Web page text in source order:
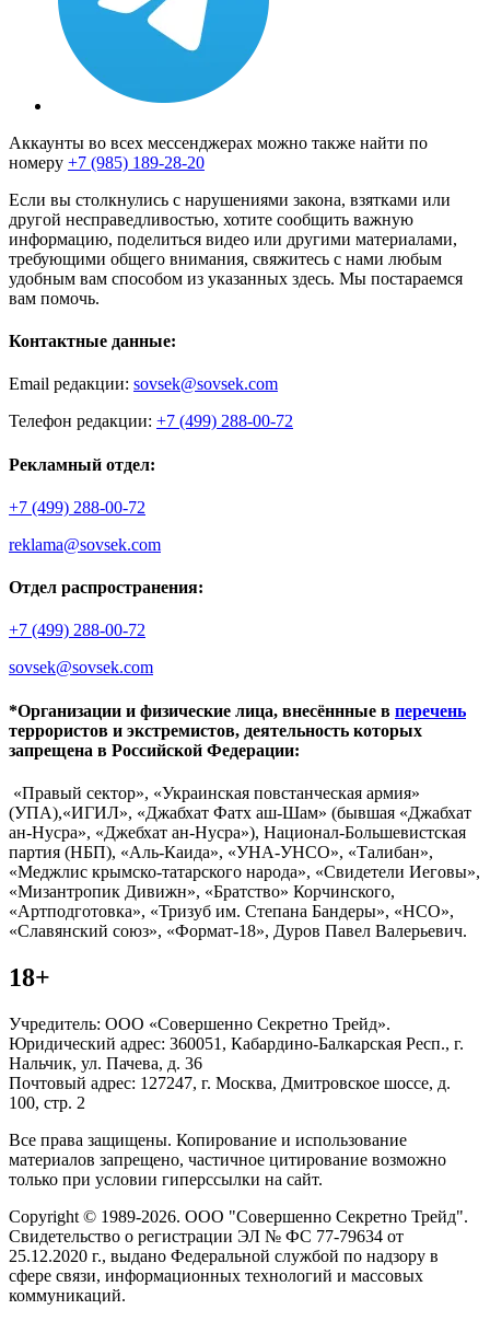
Аккаунты во всех мессенджерах можно также найти по
номеру +7 (985) 189-28-20
Если вы столкнулись с нарушениями закона, взятками или
другой несправедливостью, хотите сообщить важную
информацию, поделиться видео или другими материалами,
требующими общего внимания, свяжитесь с нами любым
удобным вам способом из указанных здесь. Мы постараемся
вам помочь.
Контактные данные:
Email редакции: sovsek@sovsek.com
Телефон редакции: +7 (499) 288-00-72
Рекламный отдел:
+7 (499) 288-00-72
reklama@sovsek.com
Отдел распространения:
+7 (499) 288-00-72
sovsek@sovsek.com
*Организации и физические лица, внесённные в перечень
террористов и экстремистов, деятельность которых
запрещена в Российской Федерации:
«Правый сектор», «Украинская повстанческая армия»
(УПА),«ИГИЛ», «Джабхат Фатх аш-Шам» (бывшая «Джабхат
ан-Нусра», «Джебхат ан-Нусра»), Национал-Большевистская
партия (НБП), «Аль-Каида», «УНА-УНСО», «Талибан»,
«Меджлис крымско-татарского народа», «Свидетели Иеговы»,
«Мизантропик Дивижн», «Братство» Корчинского,
«Артподготовка», «Тризуб им. Степана Бандеры», «НСО»,
«Славянский союз», «Формат-18», Дуров Павел Валерьевич.
18+
Учредитель: ООО «Совершенно Секретно Трейд».
Юридический адрес: 360051, Кабардино-Балкарская Респ., г.
Нальчик, ул. Пачева, д. 36
Почтовый адрес: 127247, г. Москва, Дмитровское шоссе, д.
100, стр. 2
Все права защищены. Копирование и использование
материалов запрещено, частичное цитирование возможно
только при условии гиперссылки на сайт.
Copyright © 1989-2026. ООО "Совершенно Секретно Трейд".
Свидетельство о регистрации ЭЛ № ФС 77-79634 от
25.12.2020 г., выдано Федеральной службой по надзору в
сфере связи, информационных технологий и массовых
коммуникаций.